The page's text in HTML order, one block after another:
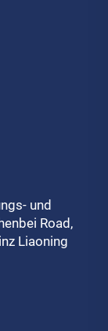
und
Road,
Liaoning